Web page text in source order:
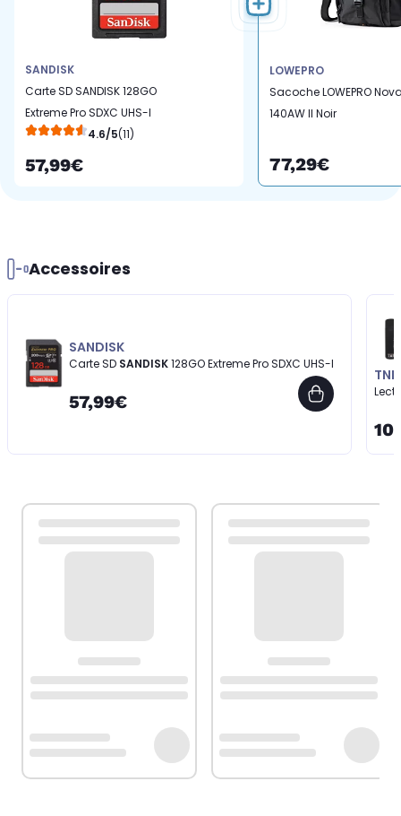
SANDISK
Carte SD SANDISK 128GO
Extreme Pro SDXC UHS-I
4.6/5(11)
57,99€
LOWEPRO
Sacoche LOWEPRO
140AW II Noir
77,29€
Accessoires
SANDISK
Carte SD SANDISK 128GO Extreme Pro SDXC UHS-I
57,99€
TNB